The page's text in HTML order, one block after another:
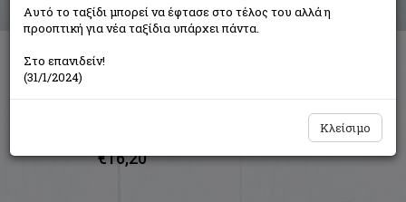
Ο κόσμος της χαρακτικής
€16,20
Αυτό το ταξίδι μπορεί να έφτασε στο τέλος του αλλά η
προοπτική για νέα ταξίδια υπάρχει πάντα.
Στο επανιδείν!
(31/1/2024)
Κλείσιμο